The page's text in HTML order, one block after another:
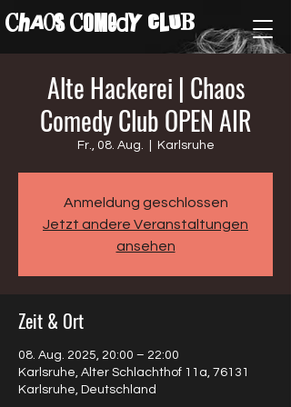
ChAos COMedY cLuB
Alte Hackerei | Chaos
Comedy Club OPEN AIR
Fr., 08. Aug. Karlsruhe
Anmeldung geschlossen
Jetzt andere Veranstaltungen
ansehen
Zeit & Ort
08. Aug. 2025, 20:00 – 22:00
Karlsruhe, Alter Schlachthof 11a, 76131
Karlsruhe, Deutschland